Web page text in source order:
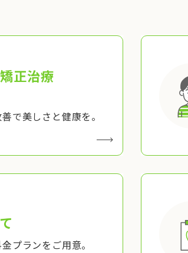
正治療
で美しさと健康を。
プランをご用意。